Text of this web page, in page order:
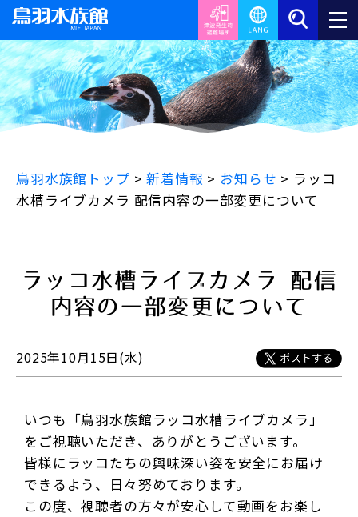
鳥羽水族館トップ >新着情報 > お知らせ > ラッコ
水槽ライブカメラ 配信内容の一部変更について
ラッコ水槽ライブカメラ 配信
内容の一部変更について
2025年10月15日(水)
いつも「鳥羽水族館ラッコ水槽ライブカメラ」
をご視聴いただき、ありがとうございます。
皆様にラッコたちの興味深い姿を安全にお届け
できるよう、日々努めております。
この度、視聴者の方々が安心して動画をお楽し